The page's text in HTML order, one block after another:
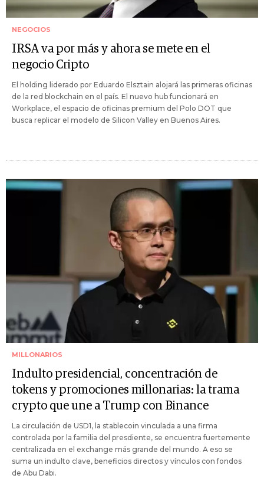
NEGOCIOS
IRSA va por más y ahora se mete en el
negocio Cripto
El holding liderado por Eduardo Elsztain alojará las primeras oficinas
de la red blockchain en el país. El nuevo hub funcionará en
Workplace, el espacio de oficinas premium del Polo DOT que
busca replicar el modelo de Silicon Valley en Buenos Aires.
MILLONARIOS
Indulto presidencial, concentración de
tokens y promociones millonarias: la trama
crypto que une a Trump con Binance
La circulación de USD1, la stablecoin vinculada a una firma
controlada por la familia del presdiente, se encuentra fuertemente
centralizada en el exchange más grande del mundo. A eso se
suma un indulto clave, beneficios directos y vínculos con fondos
de Abu Dabi.